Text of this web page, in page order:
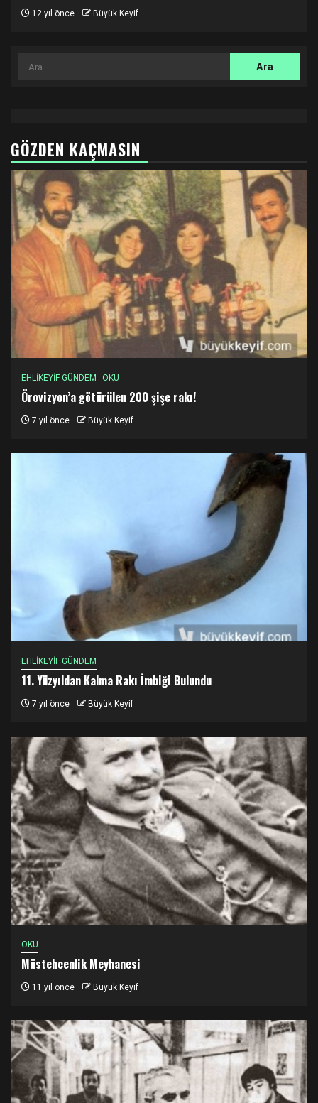
12 yıl önce Büyük Keyif
Arama:
GÖZDEN KAÇMASIN
EHLİKEYİF GÜNDEM OKU
Örovizyon’a götürülen 200 şişe rakı!
7 yıl önce Büyük Keyif
EHLİKEYİF GÜNDEM
11. Yüzyıldan Kalma Rakı İmbiği Bulundu
7 yıl önce Büyük Keyif
OKU
Müstehcenlik Meyhanesi
11 yıl önce Büyük Keyif